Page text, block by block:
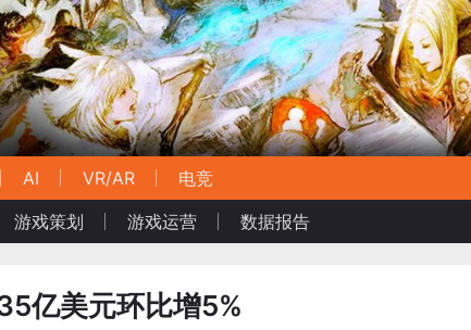
AI VR/AR
电竞
游戏策划 游戏运营 数据报告
亿美元环比增5%